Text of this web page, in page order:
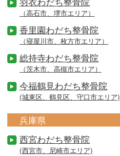
（高石市、堺市エリア）
香里園わだち整骨院
（寝屋川市、枚方市エリア）
総持寺わだち整骨院
（茨木市、高槻市エリア）
今福鶴見わだち整骨院
(城東区、鶴見区、守口市エリア)
兵庫県
西宮わだち整骨院
(西宮市、尼崎市エリア)